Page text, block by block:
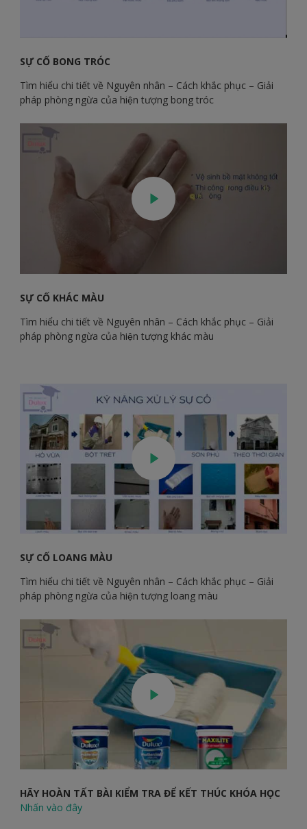
SỰ CỐ BONG TRÓC
Tìm hiểu chi tiết về Nguyên nhân – Cách khắc phục – Giải
pháp phòng ngừa của hiện tượng bong tróc
SỰ CỐ KHÁC MÀU
Tìm hiểu chi tiết về Nguyên nhân – Cách khắc phục – Giải
pháp phòng ngừa của hiện tượng khác màu
SỰ CỐ LOANG MÀU
Tìm hiểu chi tiết về Nguyên nhân – Cách khắc phục – Giải
pháp phòng ngừa của hiện tượng loang màu
HÃY HOÀN TẤT BÀI KIỂM TRA ĐỂ KẾT THÚC KHÓA HỌC
Nhấn vào đây